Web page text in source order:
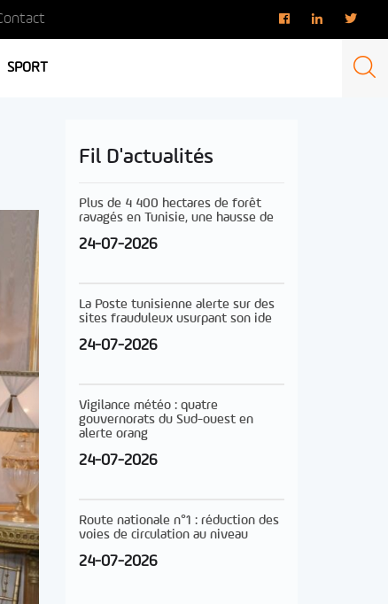
SPORT
Fil D'actualités
Plus de 4 400 hectares de forêt
ravagés en Tunisie, une hausse de
24-07-2026
La Poste tunisienne alerte sur des
sites frauduleux usurpant son ide
24-07-2026
Vigilance météo : quatre
gouvernorats du Sud-ouest en
alerte orang
24-07-2026
Route nationale n°1 : réduction des
voies de circulation au niveau
24-07-2026